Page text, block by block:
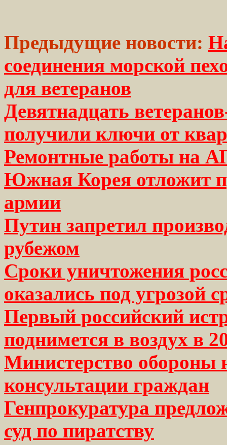
Предыдущие новости:
соединения морской
для ветеранов
Девятнадцать
получили ключи от
Ремонтные работы на
Южная Корея отложит
армии
Путин запретил
рубежом
Сроки уничтожения
оказались под угрозой
Первый российский
поднимется в воздух в
Министерство обороны
консультации граждан
Генпрокуратура
суд по пиратству